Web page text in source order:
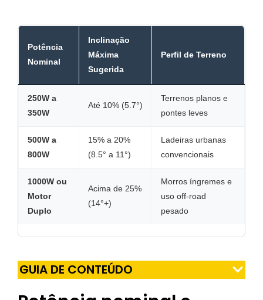
Potência
Nominal
Inclinação
Máxima
Sugerida
Perfil de Terreno
250W a
350W
Até 10% (5.7°)
Terrenos planos e
pontes leves
500W a
800W
15% a 20%
(8.5° a 11°)
Ladeiras urbanas
convencionais
1000W ou
Motor
Duplo
Acima de 25%
(14°+)
Morros íngremes e
uso off-road
pesado
GUIA DE CONTEÚDO